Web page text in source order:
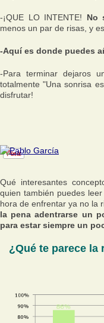
-¡QUE LO INTENTE! No
menos un par de risas, y
-Aquí es donde puedes
-Para terminar dejaros
totalmente"Una sonrisa
disfrutar!
Qué interesantes
quien también puedes
hora de enfrentar ya no la
la pena adentrarse un
para estar siempre un
¿Qué te parece la